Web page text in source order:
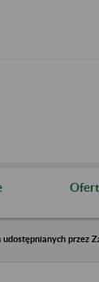
przez